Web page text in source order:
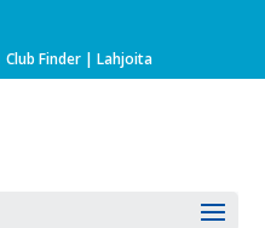
Club Finder | Lahjoita